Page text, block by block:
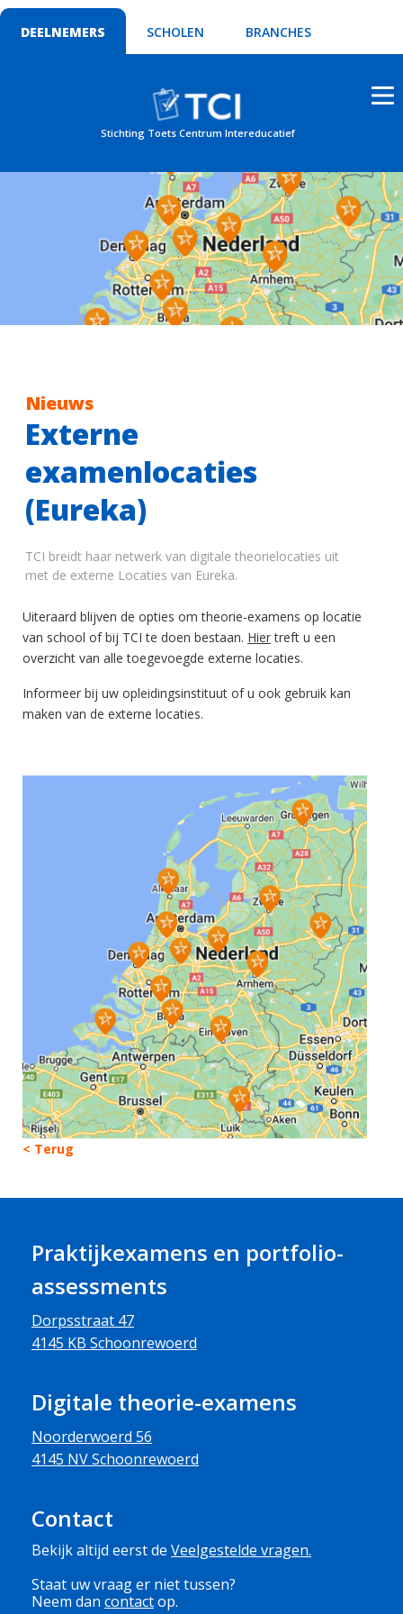
DEELNEMERS SCHOLEN BRANCHES
Stichting Toets Centrum Intereducatief
Nieuws
Externe
examenlocaties
(Eureka)
TCI breidt haar netwerk van digitale theorielocaties uit
met de externe Locaties van Eureka.
Uiteraard blijven de opties om theorie-examens op locatie
van school of bij TCI te doen bestaan. Hiertreft u een
overzicht van alle toegevoegde externe locaties.
Informeer bij uw opleidingsinstituut of u ook gebruik kan
maken van de externe locaties.
< Terug
Praktijkexamens en portfolio-
assessments
Dorpsstraat 47
4145 KB Schoonrewoerd
Digitale theorie-examens
Noorderwoerd 56
4145 NV Schoonrewoerd
Contact
Bekijk altijd eerst de Veelgestelde vragen.
Staat uw vraag er niet tussen?
Neem dan contactop.